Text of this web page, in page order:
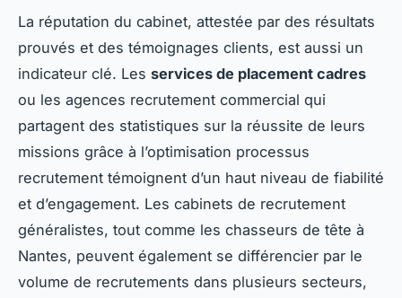
La réputation du cabinet, attestée par des résultats
prouvés et des témoignages clients, est aussi un
indicateur clé. Les services de placement cadres
ou les agences recrutement commercial qui
partagent des statistiques sur la réussite de leurs
missions grâce à l’optimisation processus
recrutement témoignent d’un haut niveau de fiabilité
et d’engagement. Les cabinets de recrutement
généralistes, tout comme les chasseurs de tête à
Nantes, peuvent également se différencier par le
volume de recrutements dans plusieurs secteurs,